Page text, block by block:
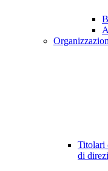
Titolari
di